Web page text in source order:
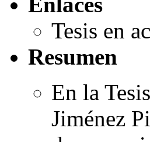
Tesis en
Resumen
En la
Jiménez